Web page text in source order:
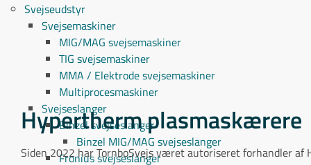
Svejseudstyr
Svejsemaskiner
MIG/MAG svejsemaskiner
TIG svejsemaskiner
MMA / Elektrode svejsemaskiner
Multiprocesmaskiner
Svejseslanger
Binzel svejseslanger
Binzel MIG/MAG svejseslanger
Fronius svejseslanger
Hypertherm plasmaskærere
Siden 2022 har TornboSvejs været autoriseret forhandler